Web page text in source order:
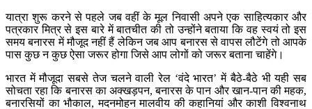
यात्रा शुरू करने से पहले जब वहीं के मूल निवासी अपने एक साहित्यकार और
पत्रकार मित्र से इस बारे में बातचीत की तो उन्होंने बताया कि वह स्वयं तो इस
समय बनारस में मौजूद नहीं हैं लेकिन जब आप बनारस से वापस लौटेंगे तो आपके
पास कुछ न कुछ ऐसा जरूर होगा जिसे आप लोगों को जरूर बताना चाहेंगे।
भारत में मौजूदा सबसे तेज चलने वाली रेल ‘वंदे भारत’ में बैठे-बैठे भी यही सब
सोचता रहा कि बनारस का अक्खड़पन, बनारस के पान और खान-पान की महक,
बनारसियों का भौकाल, मदनमोहन मालवीय की कहानियां और काशी विश्वनाथ